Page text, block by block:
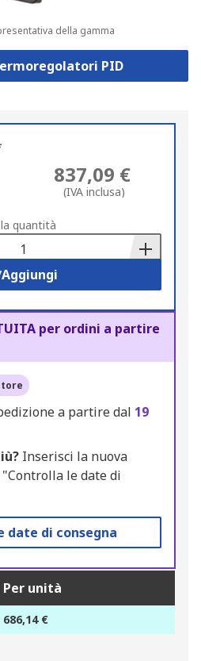
della gamma
PID
837,09 €
(IVA inclusa)
quantità
Aggiungi
per ordini a partire
a partire dal 19
Inserisci la nuova
le date di
date di consegna
Per unità
686,14 €